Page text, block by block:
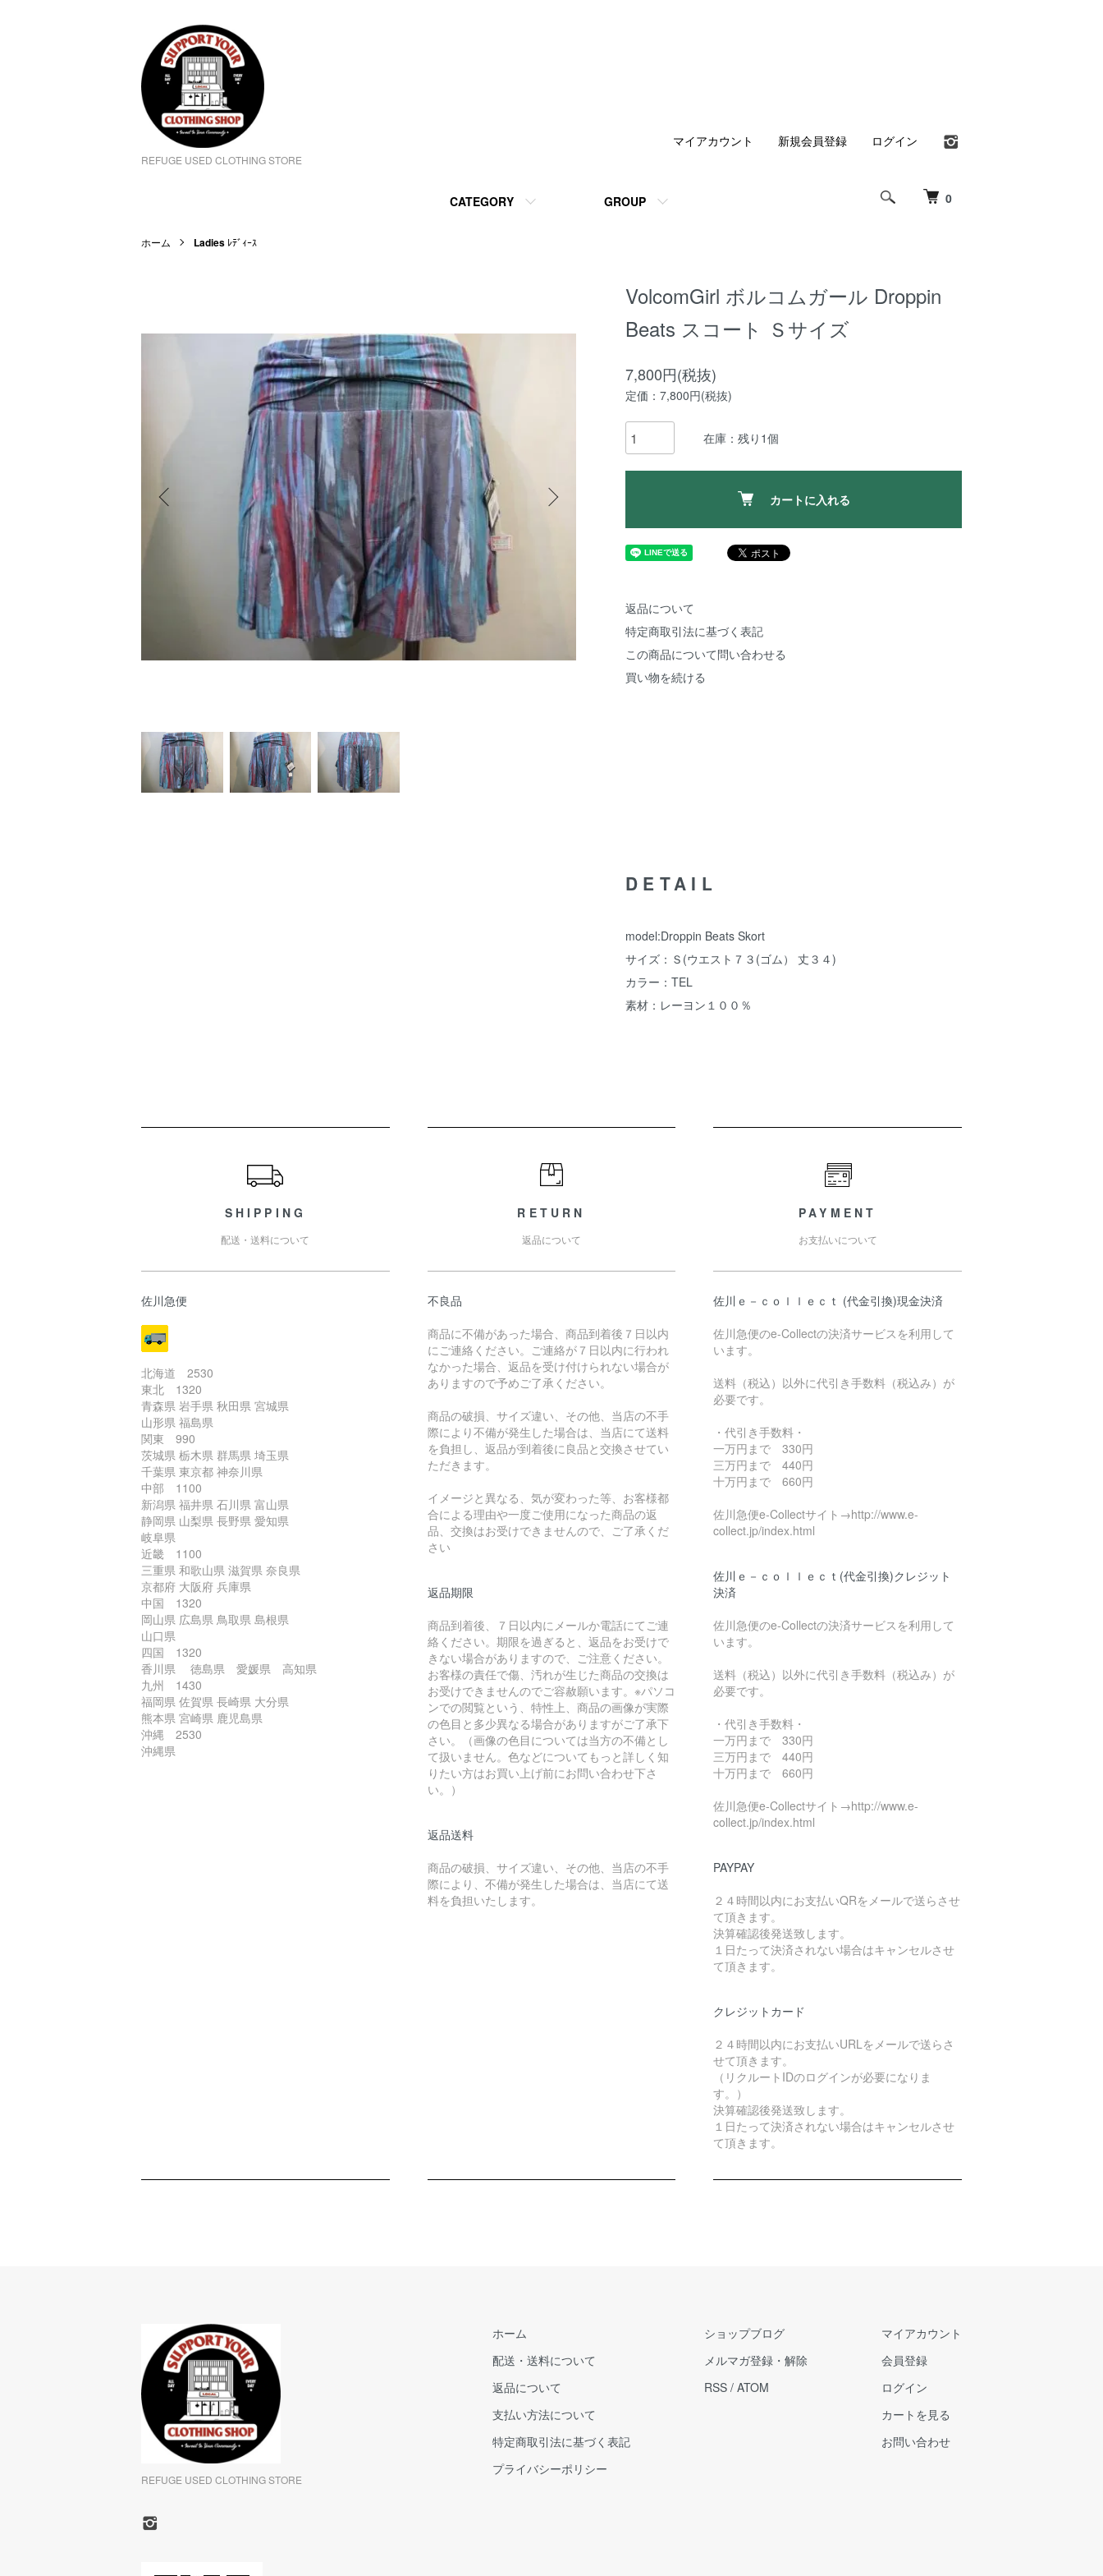
REFUGE USED CLOTHING STORE
0
CATEGORY GROUP
マイアカウント 新規会員登録 ログイン
ホーム Ladies ﾚﾃﾞｨｰｽ
VolcomGirl ボルコムガール Droppin
Beats スコート Ｓサイズ
7,800円(税抜)
定価：7,800円(税抜)
在庫：残り1個
カートに入れる
返品について
特定商取引法に基づく表記
この商品について問い合わせる
買い物を続ける
DETAIL
model:Droppin Beats Skort
サイズ：Ｓ(ウエスト７３(ゴム） 丈３４)
カラー：TEL
素材：レーヨン１００％
SHIPPING
配送・送料について
佐川急便
北海道 2530
東北 1320
青森県 岩手県 秋田県 宮城県
山形県 福島県
関東 990
茨城県 栃木県 群馬県 埼玉県
千葉県 東京都 神奈川県
中部 1100
新潟県 福井県 石川県 富山県
静岡県 山梨県 長野県 愛知県
岐阜県
近畿 1100
三重県 和歌山県 滋賀県 奈良県
京都府 大阪府 兵庫県
中国 1320
岡山県 広島県 鳥取県 島根県
山口県
四国 1320
香川県 徳島県 愛媛県 高知県
九州 1430
福岡県 佐賀県 長崎県 大分県
熊本県 宮崎県 鹿児島県
沖縄 2530
沖縄県
RETURN
返品について
不良品
商品に不備があった場合、商品到着後７日以内
にご連絡ください。ご連絡が７日以内に行われ
なかった場合、返品を受け付けられない場合が
ありますので予めご了承ください。
商品の破損、サイズ違い、その他、当店の不手
際により不備が発生した場合は、当店にて送料
を負担し、返品が到着後に良品と交換させてい
ただきます。
イメージと異なる、気が変わった等、お客様都
合による理由や一度ご使用になった商品の返
品、交換はお受けできませんので、ご了承くだ
さい
返品期限
商品到着後、７日以内にメールか電話にてご連
絡ください。期限を過ぎると、返品をお受けで
きない場合がありますので、ご注意ください。
お客様の責任で傷、汚れが生じた商品の交換は
お受けできませんのでご容赦願います。※パソコ
ンでの閲覧という、特性上、商品の画像が実際
の色目と多少異なる場合がありますがご了承下
さい。（画像の色目については当方の不備とし
て扱いません。色などについてもっと詳しく知
りたい方はお買い上げ前にお問い合わせ下さ
い。）
返品送料
商品の破損、サイズ違い、その他、当店の不手
際により、不備が発生した場合は、当店にて送
料を負担いたします。
PAYMENT
お支払いについて
佐川ｅ－ｃｏｌｌｅｃｔ (代金引換)現金決済
佐川急便のe-Collectの決済サービスを利用して
います。
送料（税込）以外に代引き手数料（税込み）が
必要です。
・代引き手数料・
一万円まで 330円
三万円まで 440円
十万円まで 660円
佐川急便e-Collectサイト→http://www.e-
collect.jp/index.html
佐川ｅ－ｃｏｌｌｅｃｔ(代金引換)クレジット
決済
佐川急便のe-Collectの決済サービスを利用して
います。
送料（税込）以外に代引き手数料（税込み）が
必要です。
・代引き手数料・
一万円まで 330円
三万円まで 440円
十万円まで 660円
佐川急便e-Collectサイト→http://www.e-
collect.jp/index.html
PAYPAY
２４時間以内にお支払いQRをメールで送らさせ
て頂きます。
決算確認後発送致します。
１日たって決済されない場合はキャンセルさせ
て頂きます。
クレジットカード
２４時間以内にお支払いURLをメールで送らさ
せて頂きます。
（リクルートIDのログインが必要になりま
す。）
決算確認後発送致します。
１日たって決済されない場合はキャンセルさせ
て頂きます。
REFUGE USED CLOTHING STORE
ホーム
配送・送料について
返品について
支払い方法について
特定商取引法に基づく表記
プライバシーポリシー
ショップブログ
メルマガ登録・解除
RSS / ATOM
マイアカウント
会員登録
ログイン
カートを見る
お問い合わせ